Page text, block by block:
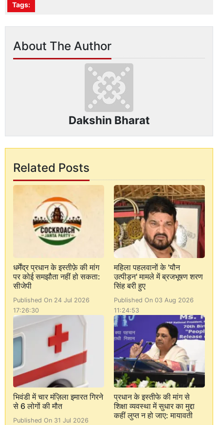
Tags:
About The Author
Dakshin Bharat
Related Posts
धर्मेंद्र प्रधान के इस्तीफ़े की मांग
पर कोई समझौता नहीं हो सकता:
सीजेपी
Published On 24 Jul 2026
17:26:30
महिला पहलवानों के 'यौन
उत्पीड़न' मामले में ब्रजभूषण शरण
सिंह बरी हुए
Published On 03 Aug 2026
11:24:53
भिवंडी में चार मंज़िला इमारत गिरने
से 6 लोगों की मौत
Published On 31 Jul 2026
प्रधान के इस्तीफे की मांग से
शिक्षा व्यवस्था में सुधार का मुद्दा
कहीं लुप्त न हो जाए: मायावती